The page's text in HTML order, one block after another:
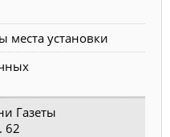
места установки
Газеты
62